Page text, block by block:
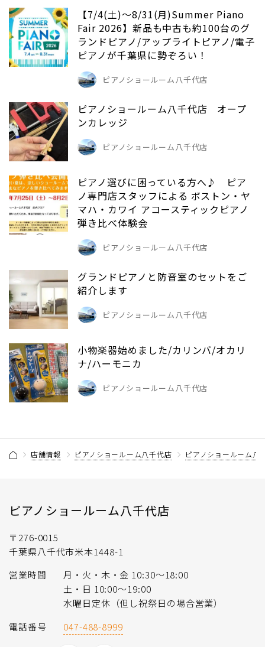
【7/4(土)～8/31(月)Summer Piano
Fair 2026】新品も中古も約100台のグ
ランドピアノ/アップライトピアノ/電子
ピアノが千葉県に勢ぞろい！
ピアノショールーム八千代店
ピアノショールーム八千代店 オープ
ンカレッジ
ピアノショールーム八千代店
ピアノ選びに困っている方へ♪ ピア
ノ専門店スタッフによる ボストン・ヤ
マハ・カワイ アコースティックピアノ
弾き比べ体験会
ピアノショールーム八千代店
グランドピアノと防音室のセットをご
紹介します
ピアノショールーム八千代店
小物楽器始めました/カリンバ/オカリ
ナ/ハーモニカ
ピアノショールーム八千代店
店舗情報 ピアノショールーム八千代店 ピアノショールーム八
ピアノショールーム八千代店
〒276-0015
千葉県八千代市米本1448-1
営業時間
月・火・木・金 10:30〜18:00
土・日 10:00～19:00
水曜日定休（但し祝祭日の場合営業）
電話番号
047-488-8999